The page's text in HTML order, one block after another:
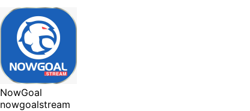
NowGoal
nowgoalstream